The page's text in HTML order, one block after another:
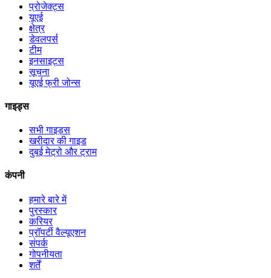
प्रोजेक्ट्स
यूएई
क्षेत्र
डेवलपर्स
टीम
इनसाइट्स
सूचना
यूएई फ्री जोन्स
गाइड्स
सभी गाइड्स
खरीदार की गाइड
दुबई मेट्रो और ट्राम
कंपनी
हमारे बारे में
पुरस्कार
करियर
प्रॉपर्टी वैल्यूएशन
संपर्क
गोपनीयता
शर्तें